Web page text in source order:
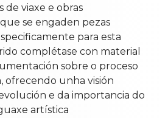
de viaxe e obras
se engaden pezas
para esta
complétase con material
sobre o proceso
ofrecendo unha visión
e da importancia do
artística